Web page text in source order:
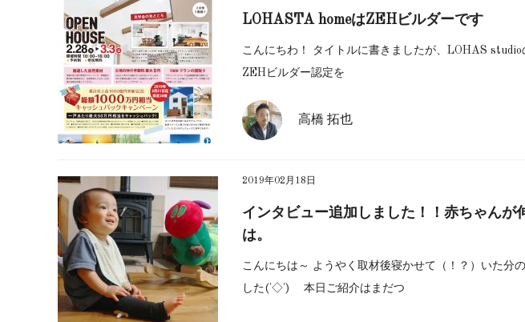
LOHASTA homeはZEHビルダーです
こんにちわ！ タイトルに書きましたが、LOHAS
ZEHビルダー認定を
高橋 拓也
2019年02月18日
インタビュー追加しました！！赤ちゃんが
は。
こんにちは～ ようやく取材後寝かせて（！？）いた分
した('◇')ゞ 本日ご紹介はまだつ